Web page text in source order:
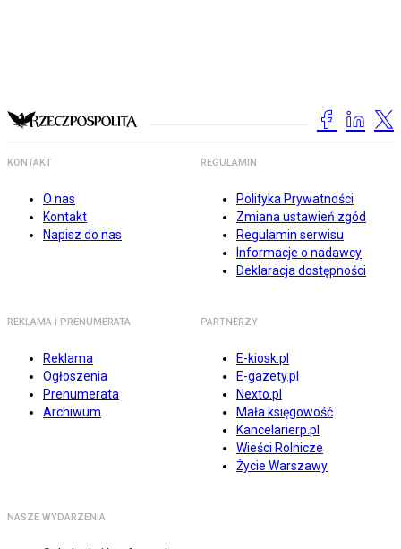
KONTAKT
O nas
Kontakt
Napisz do nas
REGULAMIN
Polityka Prywatności
Zmiana ustawień zgód
Regulamin serwisu
Informacje o nadawcy
Deklaracja dostępności
REKLAMA I PRENUMERATA
Reklama
Ogłoszenia
Prenumerata
Archiwum
PARTNERZY
E-kiosk.pl
E-gazety.pl
Nexto.pl
Mała księgowość
Kancelarierp.pl
Wieści Rolnicze
Życie Warszawy
NASZE WYDARZENIA